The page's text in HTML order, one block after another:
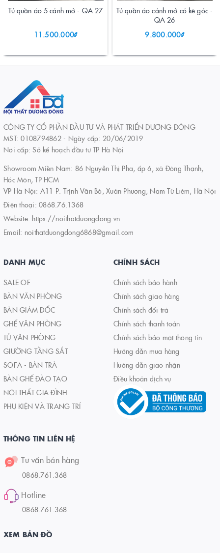
Tủ quần áo 5 cánh mở - QA 27
11.500.000₫
Tủ quần áo cánh mở có kệ góc -
QA 26
9.800.000₫
CÔNG TY CỔ PHẦN ĐẦU TƯ VÀ PHÁT TRIỂN DƯƠNG ĐÔNG
MST: 0108794862 - Ngày cấp: 20/06/2019
Nơi cấp: Sở kế hoạch đầu tư TP Hà Nội
Showroom Miền Nam: 86 Nguyễn Thị Pha, ấp 6, xã Đông Thạnh,
Hóc Môn, TP HCM
VP Hà Nội: A11 P. Trịnh Văn Bô, Xuân Phương, Nam Từ Liêm, Hà Nội
Điện thoại: 0868.76.1368
Website: https://noithatduongdong.vn
Email: noithatduongdong6868@gmail.com
DANH MỤC
SALE OF
BÀN VĂN PHÒNG
BÀN GIÁM ĐỐC
GHẾ VĂN PHÒNG
TỦ VĂN PHÒNG
GIƯỜNG TẦNG SẮT
SOFA - BÀN TRÀ
BÀN GHẾ ĐÀO TẠO
NỘI THẤT GIA ĐÌNH
PHỤ KIỆN VÀ TRANG TRÍ
CHÍNH SÁCH
Chính sách bảo hành
Chính sách giao hàng
Chính sách đổi trả
Chính sách thanh toán
Chính sách bảo mật thông tin
Hướng dẫn mua hàng
Hướng dẫn giao nhận
Điều khoản dịch vụ
THÔNG TIN LIÊN HỆ
Tư vấn bán hàng
0868.761.368
Hotline
0868.761.368
XEM BẢN ĐỒ